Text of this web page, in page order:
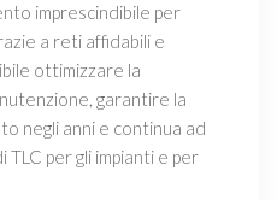
imprescindibile per
a reti affidabili e
ottimizzare la
garantire la
negli anni e continua ad
per gli impianti e per